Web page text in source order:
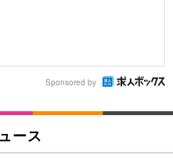
Sponsored by
ース